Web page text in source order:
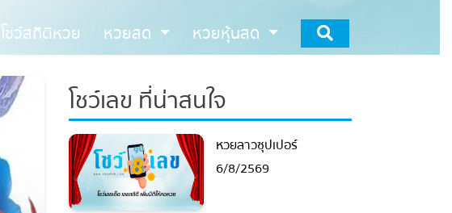
โชว์สถิติหวย หวยสด หวยหุ้นสด
โชว์เลข ที่น่าสนใจ
หวยลาวซุปเปอร์
6/8/2569